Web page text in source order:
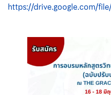
https://drive.google.com/